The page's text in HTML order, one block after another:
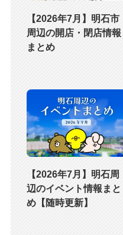
【2026年7月】明石市
周辺の開店・閉店情報
まとめ
【2026年7月】明石周
辺のイベント情報まと
め【随時更新】